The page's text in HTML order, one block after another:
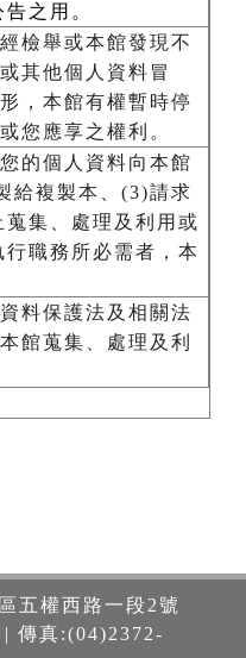
之用。
檢舉或本館發現不
其他個人資料冒
，本館有權暫時停
您應享之權利。
的個人資料向本館
給複製本、(3)請求
集、處理及利用或
職務所必需者，本
料保護法及相關法
館蒐集、處理及利
五權西路一段2號
傳真:(04)2372-